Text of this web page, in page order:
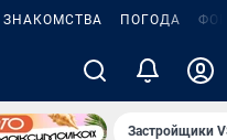
ЗНАКОМСТВА ПОГОДА
Застройщики